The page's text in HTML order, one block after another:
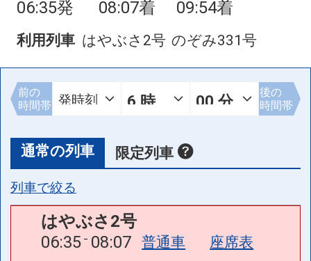
06:35発 08:07着 09:54着
利用列車 はやぶさ2号 のぞみ331号
前の
時間帯
後の
時間帯
通常の列車 限定列車
列車で絞る
はやぶさ2号
06:35 08:07 普通車 座席表